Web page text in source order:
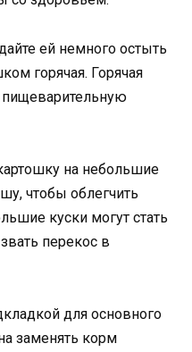
ей немного остыть
горячая. Горячая
на небольшие
чтобы облегчить
куски могут стать
перекос в
для основного
заменять корм